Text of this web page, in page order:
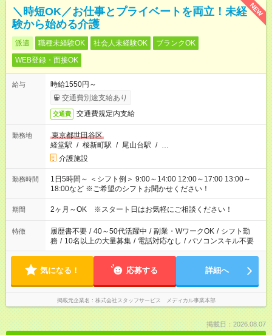
NEW
＼時短OK／お仕事とプライベートを両立！未経
験から始める介護
派遣 職種未経験OK 社会人未経験OK
ブランクOK
WEB登録・面接OK
給与
時給1550円～
交通費別途支給あり
交通費 交通費規定内支給
勤務地
東京都世田谷区
経堂駅 / 桜新町駅 / 尾山台駅 / …
介護施設
勤務時間
1日5時間～ ＜シフト例＞ 9:00～14:00 12:00～17:00 13:00～
18:00など ※ご希望のシフトお聞かせください！
期間 2ヶ月～OK ※スタート日はお気軽にご相談ください！
特徴 履歴書不要 / 40～50代活躍中 / 副業・WワークOK / シフト勤
務 / 10名以上の大量募集 / 電話対応なし / パソコンスキル不要
気になる！ 応募する 詳細へ
掲載元企業名 株式会社スタッフサービス メディカル事業本部
掲載日：2026.08.07